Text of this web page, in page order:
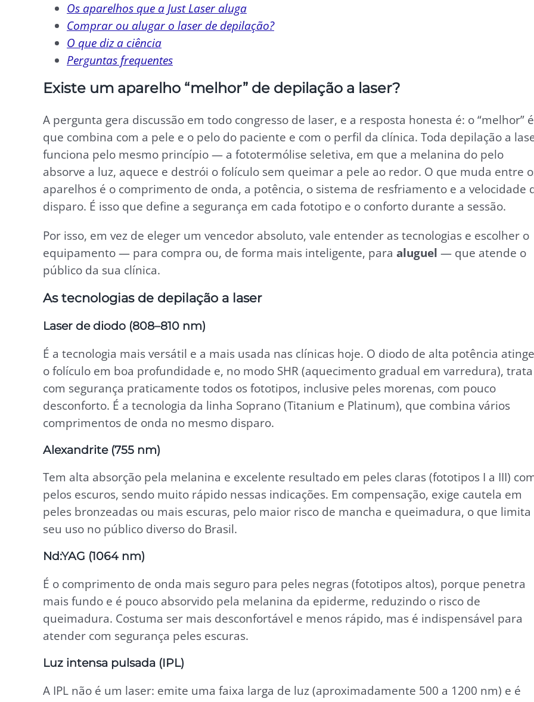
Os aparelhos que a Just Laser aluga
Comprar ou alugar o laser de depilação?
O que diz a ciência
Perguntas frequentes
Existe um aparelho “melhor” de depilação a laser?
A pergunta gera discussão em todo congresso de laser, e a resposta honesta é: o “melhor”
que combina com a pele e o pelo do paciente e com o perfil da clínica. Toda depilação a
funciona pelo mesmo princípio — a fototermólise seletiva, em que a melanina do pelo
absorve a luz, aquece e destrói o folículo sem queimar a pele ao redor. O que muda entre
aparelhos é o comprimento de onda, a potência, o sistema de resfriamento e a velocidade
disparo. É isso que define a segurança em cada fototipo e o conforto durante a sessão.
Por isso, em vez de eleger um vencedor absoluto, vale entender as tecnologias e escolher o
equipamento — para compra ou, de forma mais inteligente, para aluguel — que atende o
público da sua clínica.
As tecnologias de depilação a laser
Laser de diodo (808–810 nm)
É a tecnologia mais versátil e a mais usada nas clínicas hoje. O diodo de alta potência atinge
o folículo em boa profundidade e, no modo SHR (aquecimento gradual em varredura), trata
com segurança praticamente todos os fototipos, inclusive peles morenas, com pouco
desconforto. É a tecnologia da linha Soprano (Titanium e Platinum), que combina vários
comprimentos de onda no mesmo disparo.
Alexandrite (755 nm)
Tem alta absorção pela melanina e excelente resultado em peles claras (fototipos I a III)
pelos escuros, sendo muito rápido nessas indicações. Em compensação, exige cautela em
peles bronzeadas ou mais escuras, pelo maior risco de mancha e queimadura, o que limita
seu uso no público diverso do Brasil.
Nd:YAG (1064 nm)
É o comprimento de onda mais seguro para peles negras (fototipos altos), porque penetra
mais fundo e é pouco absorvido pela melanina da epiderme, reduzindo o risco de
queimadura. Costuma ser mais desconfortável e menos rápido, mas é indispensável para
atender com segurança peles escuras.
Luz intensa pulsada (IPL)
A IPL não é um laser: emite uma faixa larga de luz (aproximadamente 500 a 1200 nm) e é